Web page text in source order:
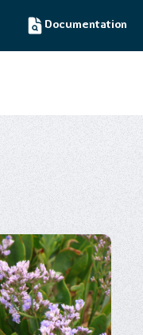
Documentation